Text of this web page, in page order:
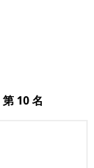
第 10 名